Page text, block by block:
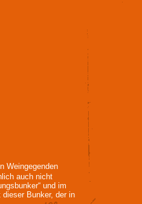
Weingegenden
auch nicht
und im
dieser Bunker, der in